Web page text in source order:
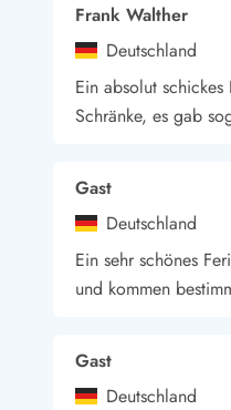
Minigolf spielen in Dänemark
Schwimmhallen und Badeländer
Fitnesscenter in Dänemark
Fahrradfahren in Dänemark
Surfen in Dänemark
Wandern in Dänemark
Wasserski in Dänemark
Segeln in Dänemark
Kultur in Dänemark
Kunstmuseen
Kunsthandwerk und Galerien
Frank Walther
Deutschland
Ein absolut
Schränke, es gab
Gast
Deutschland
Ein sehr schönes
und kommen
Gast
Deutschland